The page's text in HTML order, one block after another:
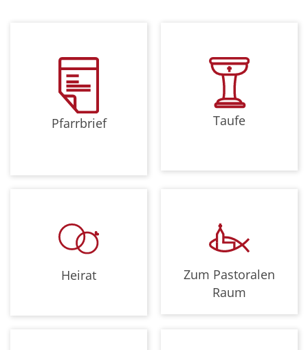
Pfarrbrief Taufe
Heirat
Zum Pastoralen
Raum